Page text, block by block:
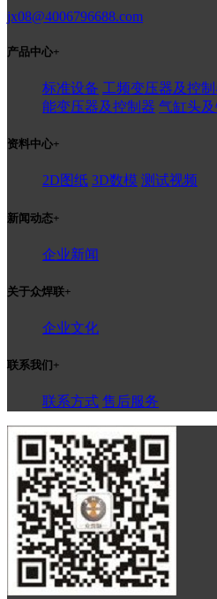
jx08@4006796688.com
产品中心+
标准设备 工频变压器及控
能变压器及控制器 气缸头
资料中心+
2D图纸 3D数模 测试视频
新闻动态+
企业新闻
关于众焊联+
企业文化
联系我们 +
联系方式 售后服务